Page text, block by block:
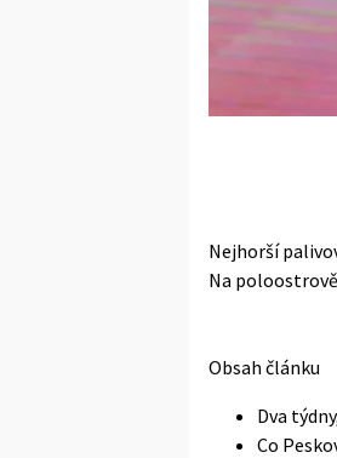
Nejhorší
Na
Obsah článku
Dva
Co